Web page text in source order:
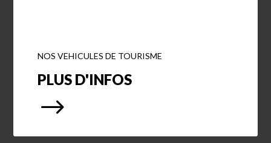
NOS VEHICULES DE TOURISME
PLUS D'INFOS
$